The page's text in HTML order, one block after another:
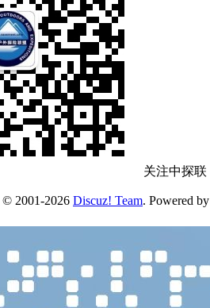
关注中探联
© 2001-2026 Discuz! Team. Powered by